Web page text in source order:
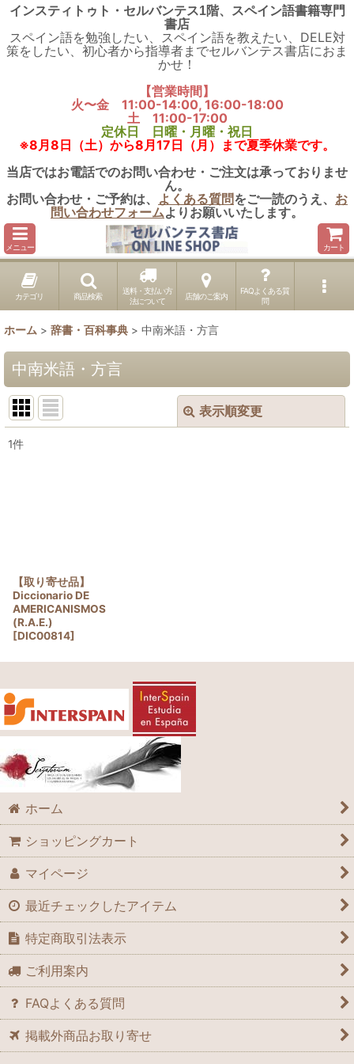
インスティトゥト・セルバンテス1階、スペイン語書籍専門
書店
スペイン語を勉強したい、スペイン語を教えたい、DELE対
策をしたい、初心者から指導者までセルバンテス書店におま
かせ！
【営業時間】
火〜金 11:00-14:00, 16:00-18:00
土 11:00-17:00
定休日 日曜・月曜・祝日
※8月8日（土）から8月17日（月）まで夏季休業です。
当店ではお電話でのお問い合わせ・ご注文は承っておりませ
ん。
お問い合わせ・ご予約は、 よくある質問をご一読のうえ、 お
問い合わせフォームよりお願いいたします。
メニュー カート
カテゴリ 商品検索
送料・支払い方
法について
店舗のご案内
FAQよくある質
問
ホーム > 辞書・百科事典 > 中南米語・方言
中南米語・方言
表示順変更
1件
【取り寄せ品】
Diccionario DE
AMERICANISMOS
(R.A.E.)
[DIC00814]
ホーム
ショッピングカート
マイページ
最近チェックしたアイテム
特定商取引法表示
ご利用案内
FAQよくある質問
掲載外商品お取り寄せ